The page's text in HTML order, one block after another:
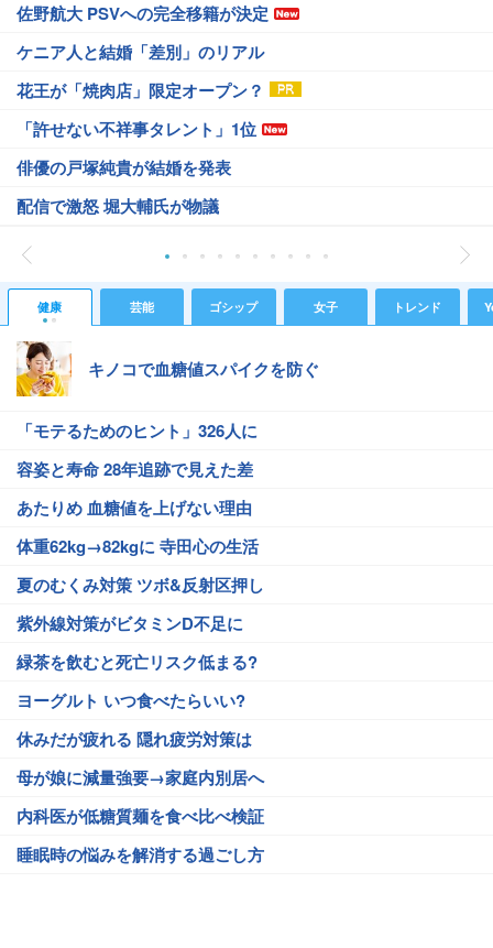
佐野航大 PSVへの完全移籍が決定
ケニア人と結婚「差別」のリアル
花王が「焼肉店」限定オープン？
「許せない不祥事タレント」1位
俳優の戸塚純貴が結婚を発表
配信で激怒 堀大輔氏が物議
健康 芸能 ゴシップ 女子 トレンド
キノコで血糖値スパイクを防ぐ
「モテるためのヒント」326人に
容姿と寿命 28年追跡で見えた差
あたりめ 血糖値を上げない理由
体重62kg→82kgに 寺田心の生活
夏のむくみ対策 ツボ&反射区押し
紫外線対策がビタミンD不足に
緑茶を飲むと死亡リスク低まる?
ヨーグルト いつ食べたらいい?
休みだが疲れる 隠れ疲労対策は
母が娘に減量強要→家庭内別居へ
内科医が低糖質麺を食べ比べ検証
睡眠時の悩みを解消する過ごし方